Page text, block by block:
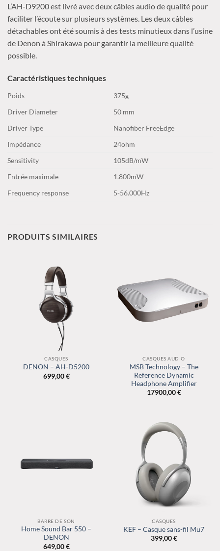
L’AH-D9200 est livré avec deux câbles audio de qualité pour
faciliter l’écoute sur plusieurs systèmes. Les deux câbles
détachables ont été soumis à des tests minutieux dans l’usine
de Denon à Shirakawa pour garantir la meilleure qualité
possible.
Caractéristiques techniques
Poids
375g
Driver Diameter
50 mm
Driver Type
Nanofiber FreeEdge
Impédance
24ohm
Sensitivity
105dB/mW
Entrée maximale
1.800mW
Frequency response
5-56.000Hz
PRODUITS SIMILAIRES
CASQUES
DENON – AH-D5200
699,00€
CASQUES AUDIO
MSB Technology – The
Reference Dynamic
Headphone Amplifier
17900,00€
BARRE DE SON
Home Sound Bar 550 –
DENON
649,00€
CASQUES
KEF – Casque sans-fil Mu7
399,00€